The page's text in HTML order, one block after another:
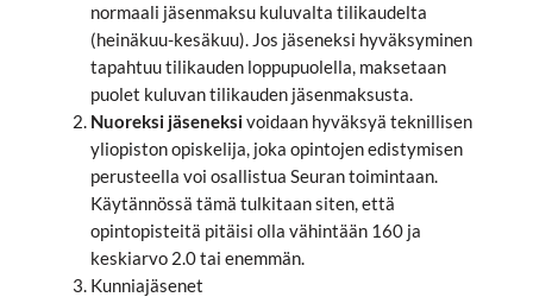
normaali jäsenmaksu kuluvalta tilikaudelta
(heinäkuu-kesäkuu). Jos jäseneksi hyväksyminen
tapahtuu tilikauden loppupuolella, maksetaan
puolet kuluvan tilikauden jäsenmaksusta.
Nuoreksi jäseneksivoidaan hyväksyä teknillisen
yliopiston opiskelija, joka opintojen edistymisen
perusteella voi osallistua Seuran toimintaan.
Käytännössä tämä tulkitaan siten, että
opintopisteitä pitäisi olla vähintään 160 ja
keskiarvo 2.0 tai enemmän.
Kunniajäsenet